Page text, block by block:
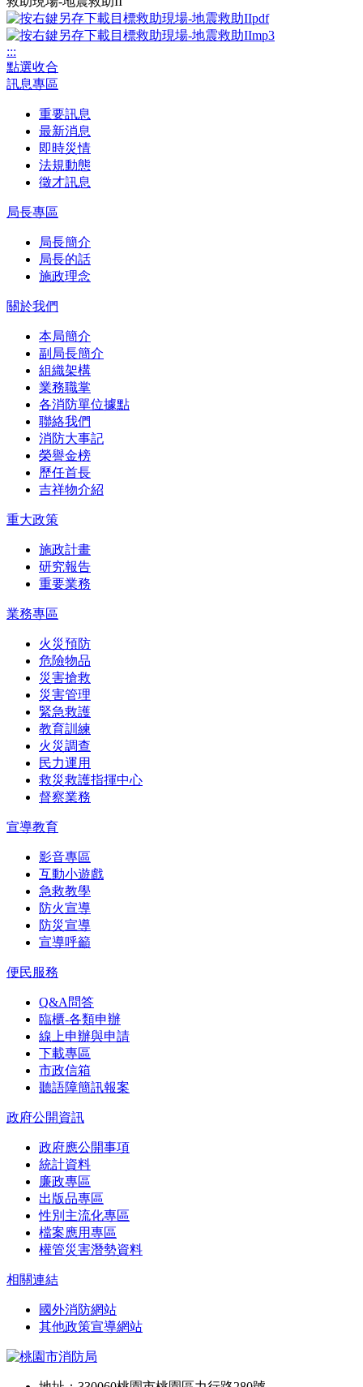
:::
點選收合
訊息專區
重要訊息
最新消息
即時災情
法規動態
徵才訊息
局長專區
局長簡介
局長的話
施政理念
關於我們
本局簡介
副局長簡介
組織架構
業務職掌
各消防單位據點
聯絡我們
消防大事記
榮譽金榜
歷任首長
吉祥物介紹
重大政策
施政計畫
研究報告
重要業務
業務專區
火災預防
危險物品
災害搶救
災害管理
緊急救護
教育訓練
火災調查
民力運用
救災救護指揮中心
督察業務
宣導教育
影音專區
互動小遊戲
急救教學
防火宣導
防災宣導
宣導呼籲
便民服務
Q&A問答
臨櫃-各類申辦
線上申辦與申請
下載專區
市政信箱
聽語障簡訊報案
政府公開資訊
政府應公開事項
統計資料
廉政專區
出版品專區
性別主流化專區
檔案應用專區
權管災害潛勢資料
相關連結
國外消防網站
其他政策宣導網站